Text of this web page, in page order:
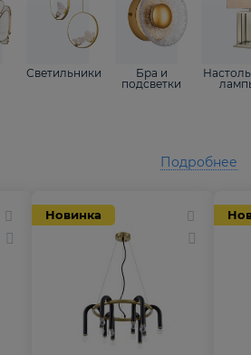
Светильники
Бра и
подсветки
Новинка
Подробнее